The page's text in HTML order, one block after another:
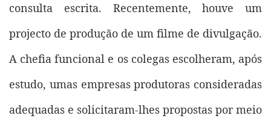
consulta escrita. Recentemente, houve um
projecto de produção de um filme de divulgação.
A chefia funcional e os colegas escolheram, após
estudo, umas empresas produtoras consideradas
adequadas e solicitaram-lhes propostas por meio